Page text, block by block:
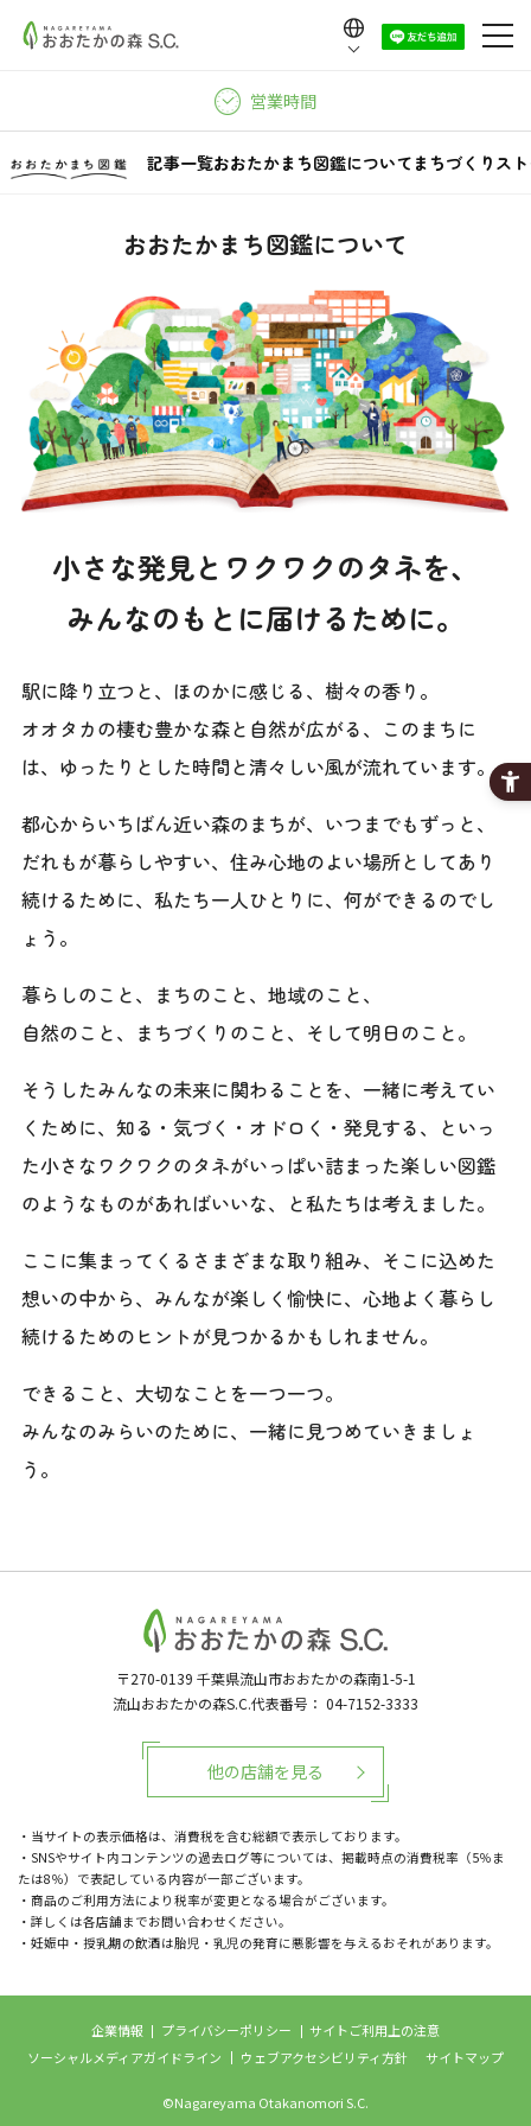
営業時間
記事一覧おおたかまち図鑑について まちづくりス
おおたかまち図鑑について
小さな発見とワクワクのタネを、
みんなのもとに届けるために。
駅に降り立つと、ほのかに感じる、樹々の香り。
オオタカの棲む豊かな森と自然が広がる、このまちに
は、 ゆったりとした時間と清々しい風が流れています。
都心からいちばん近い森のまちが、いつまでもずっと、
だれもが暮らしやすい、住み心地のよい場所としてあり
続けるために、 私たち一人ひとりに、何ができるのでし
ょう。
暮らしのこと、まちのこと、地域のこと、
自然のこと、まちづくりのこと、そして明日のこと。
そうしたみんなの未来に関わることを、一緒に考えてい
くために、 知る・気づく・オドロく・発見する、といっ
た小さなワクワクのタネがいっぱい詰まった楽しい図鑑
のようなものがあればいいな、と私たちは考えました。
ここに集まってくるさまざまな取り組み、 そこに込めた
想いの中から、みんなが楽しく愉快に、 心地よく暮らし
続けるためのヒントが見つかるかもしれません。
できること、大切なことを一つ一つ。
みんなのみらいのために、一緒に見つめていきましょ
う。
〒270-0139 千葉県流山市おおたかの森南1-5-1
流山おおたかの森S.C.代表番号： 04-7152-3333
・当サイトの表示価格は、消費税を含む総額で表示しております。
・SNSやサイト内コンテンツの過去ログ等については、掲載時点の消費税率（5％ま
たは8％）で表記している内容が一部ございます。
・商品のご利用方法により税率が変更となる場合がございます。
・詳しくは各店舗までお問い合わせください。
・妊娠中・授乳期の飲酒は胎児・乳児の発育に悪影響を与えるおそれがあります。
他の店舗を見る
企業情報 プライバシーポリシー
サイトご利用上の注意
ソーシャルメディアガイドライン
ウェブアクセシビリティ方針 サイトマップ
©Nagareyama Otakanomori S.C.